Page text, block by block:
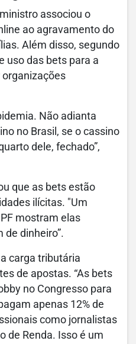
associou o
ao agravamento do
Além disso, segundo
uso das bets para a
organizações
Não adianta
no Brasil, se o cassino
dele, fechado”,
que as bets estão
ilícitas. "Um
mostram elas
de dinheiro”.
carga tributária
de apostas. “As bets
no Congresso para
apenas 12% de
como jornalistas
de Renda. Isso é um